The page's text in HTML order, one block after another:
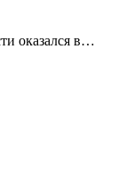
оказался в…